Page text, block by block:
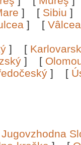
] [ Sibiu
] [
] [
] [
] [
Jugovzhodna